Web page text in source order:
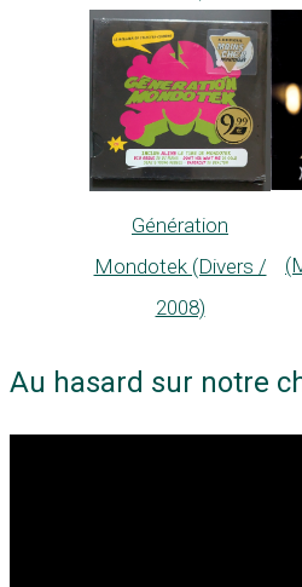
Génération
Mondotek (Divers /
2008)
Au hasard sur notre